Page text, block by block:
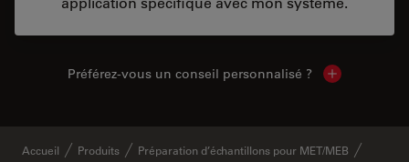
Préférez-vous un conseil personnalisé ? Show local
Accueil Produits
Préparation d’échantillons pour MET/MEB